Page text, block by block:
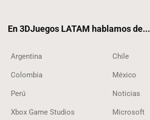
En 3DJuegos LATAM hablamos de...
Argentina Chile
Colombia México
Perú Noticias
Xbox Game Studios Microsoft